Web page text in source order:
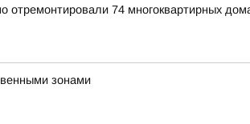
отремонтировали 74 многоквартирных
зонами